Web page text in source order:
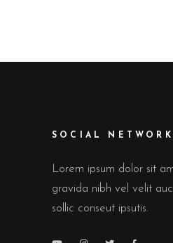
SOCIAL NETWORK
Lorem ipsum dolor sit
gravida nibh vel velit
sollic conseut ipsutis.